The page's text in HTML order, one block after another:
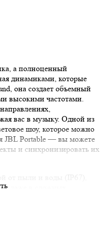
а полноценный
динамиками, которые
она создает объемный
высокими частотами.
вас в музыку. Одной из
шоу, которое можно
JBL Portable — вы можете
и синхронизировать их
даже в сложных
поддерживает до
Bluetooth с возможностью